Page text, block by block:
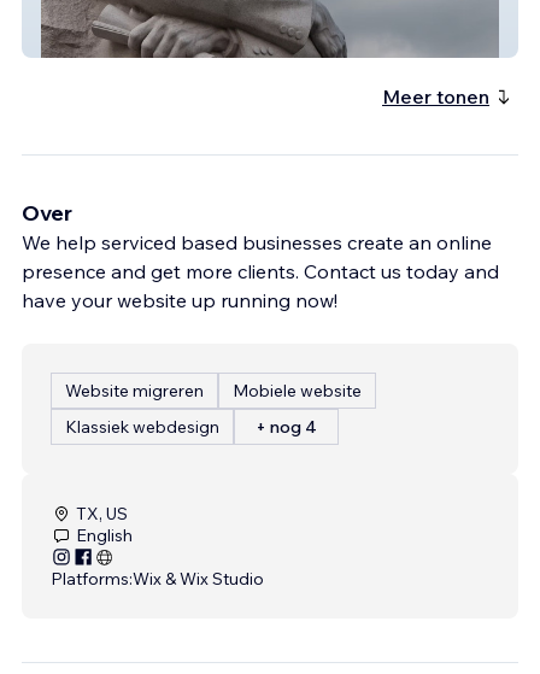
MLK FAME
Meer tonen
Over
We help serviced based businesses create an online
presence and get more clients. Contact us today and
have your website up running now!
Website migreren
Mobiele website
Klassiek webdesign
+ nog 4
TX, US
English
Platforms:Wix & Wix Studio